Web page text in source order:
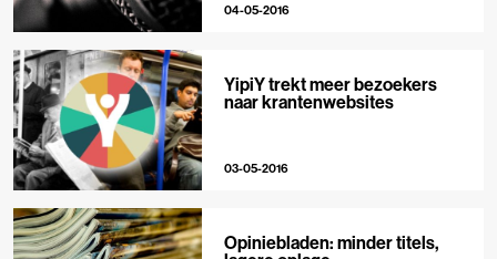
04-05-2016
YipiY trekt meer bezoekers
naar krantenwebsites
03-05-2016
Opiniebladen: minder titels,